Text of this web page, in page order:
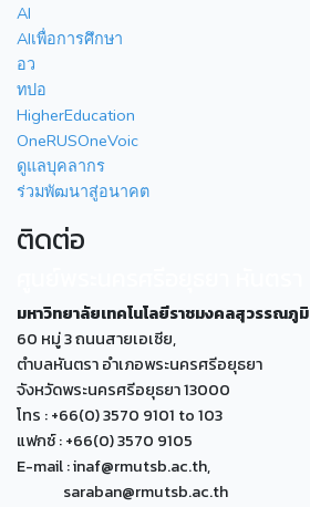
AI
AIเพื่อการศึกษา
อว
ทปอ
HigherEducation
OneRUSOneVoic
ดูแลบุคลากร
ร่วมพัฒนาสู่อนาคต
ติดต่อ
มหาวิทยาลัยเทคโนโลยีราชมงคลสุวรรณภูมิ
60 หมู่ 3 ถนนสายเอเซีย,
ตำบลหันตรา อำเภอพระนครศรีอยุธยา
จังหวัดพระนครศรีอยุธยา 13000
โทร : +66(0) 3570 9101 to 103
แฟกซ์ : +66(0) 3570 9105
E-mail : inaf@rmutsb.ac.th,
saraban@rmutsb.ac.th